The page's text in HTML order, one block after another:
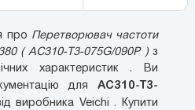
про Перетворювач частоти
( AC310-T3-075G/090P )з
характеристик . Ви
дляAC310-T3-
виробника Veichi . Купити